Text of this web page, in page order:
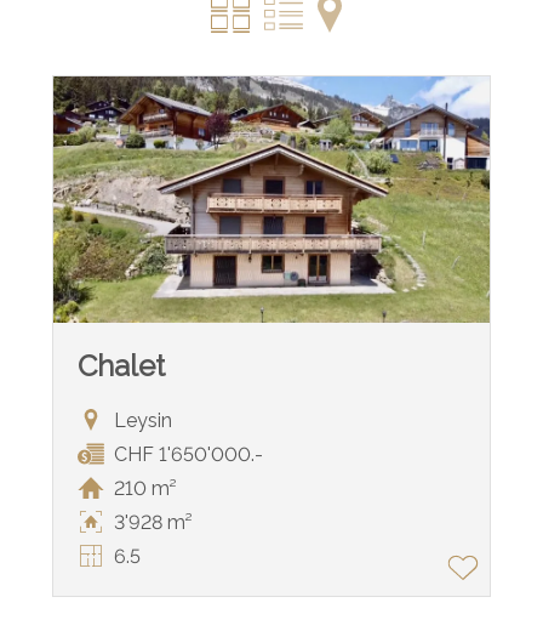
Chalet
Leysin
CHF 1'650'000.-
210 m²
3'928 m²
6.5